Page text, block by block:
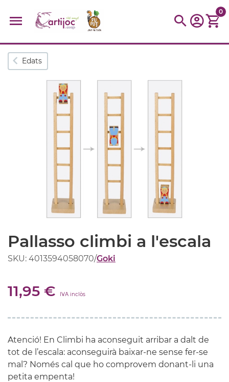
Cerques populars
trencaclosques baldufa
cotxe
parquing tinkering
Cuina
0
Edats
Pallasso climbi a l'escala
SKU: 4013594058070/Goki
11,95 € IVA inclòs
Atenció! En Climbi ha aconseguit arribar a dalt de
tot de l’escala: aconseguirà baixar-ne sense fer-se
mal? Només cal que ho comprovem donant-li una
petita empenta!